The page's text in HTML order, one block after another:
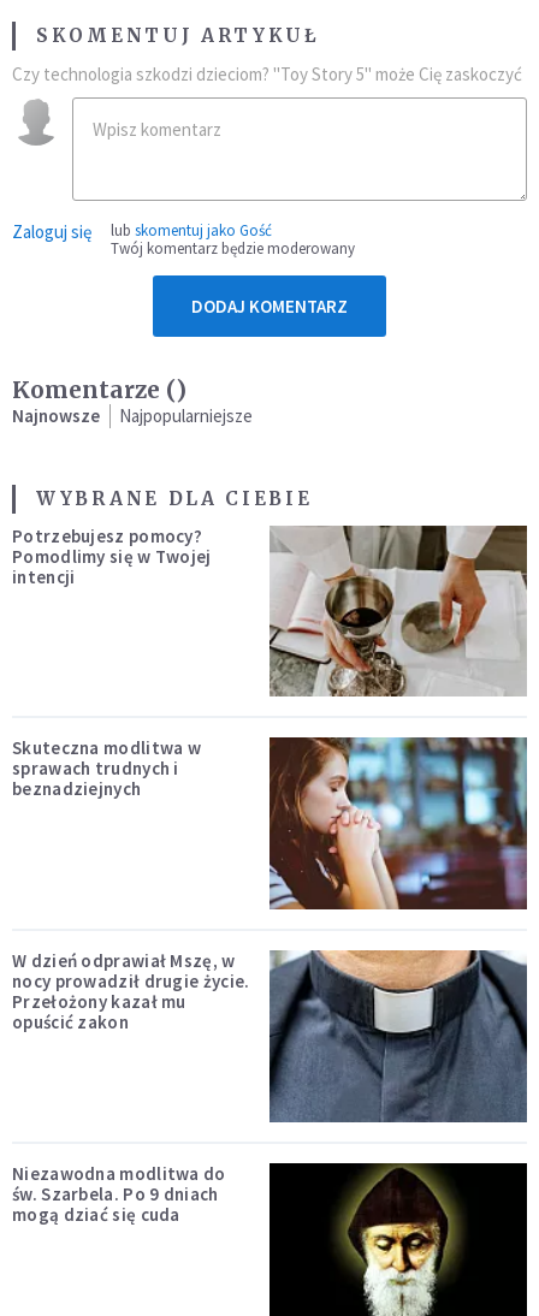
SKOMENTUJ ARTYKUŁ
Czy technologia szkodzi dzieciom? "Toy Story 5" może Cię zaskoczyć
Zaloguj się lub skomentuj jako Gość
Twój komentarz będzie moderowany
DODAJ KOMENTARZ
Komentarze ()
Najnowsze Najpopularniejsze
WYBRANE DLA CIEBIE
Potrzebujesz pomocy?
Pomodlimy się w Twojej
intencji
Skuteczna modlitwa w
sprawach trudnych i
beznadziejnych
W dzień odprawiał Mszę, w
nocy prowadził drugie życie.
Przełożony kazał mu
opuścić zakon
Niezawodna modlitwa do
św. Szarbela. Po 9 dniach
mogą dziać się cuda